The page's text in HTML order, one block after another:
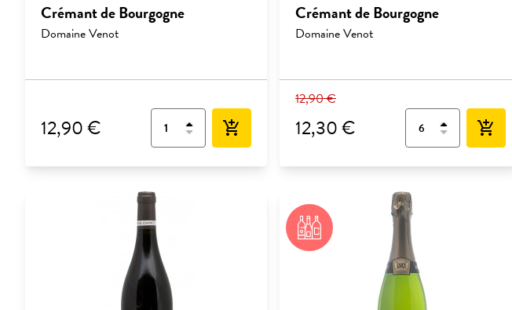
Crémant de Bourgogne
Domaine Venot
12,90 € add_shopping_cart
Crémant de Bourgogne
Domaine Venot
12,90 €
12,30 € add_shopping_cart